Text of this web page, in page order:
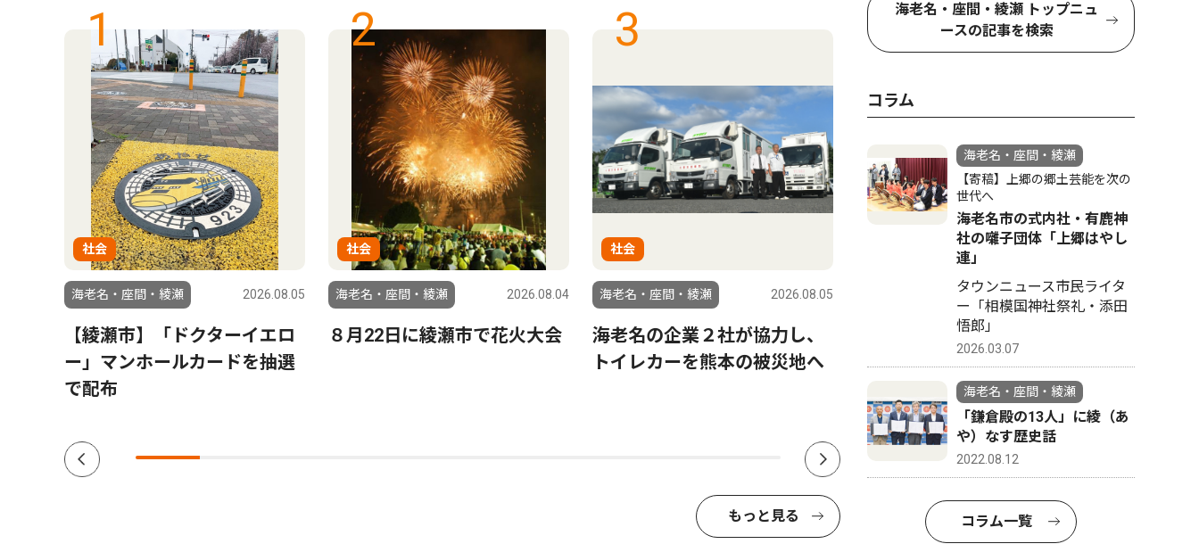
1
社会
海老名・座間・綾瀬 2026.08.05
【綾瀬市】「ドクターイエロ
ー」マンホールカードを抽選
で配布
2
社会
海老名・座間・綾瀬 2026.08.04
８月22日に綾瀬市で花火大会
3
社会
海老名・座間・綾瀬 2026.08.05
海老名の企業２社が協力し、
トイレカーを熊本の被災地へ
4
海老名・座間・綾瀬 2026.08.05
普段見られない夜景を満喫 ８
月18日から23日まで、高座ク
リーンセンターの展望室を夜
間開放
跡で盆踊
もっと見る
海老名・座間・綾瀬 トップニュ
ースの記事を検索
コラム
海老名・座間・綾瀬
【寄稿】上郷の郷土芸能を次の
世代へ
海老名市の式内社・有鹿神
社の囃子団体「上郷はやし
連」
タウンニュース市民ライタ
ー「相模国神社祭礼・添田
悟郎」
2026.03.07
海老名・座間・綾瀬
「鎌倉殿の13人」に綾（あ
や）なす歴史話
2022.08.12
コラム一覧